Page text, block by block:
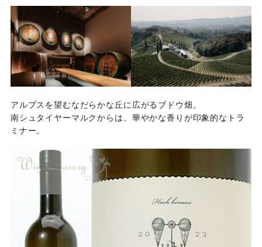
アルプスを望むなだらかな丘に広がるブドウ畑。
南シュタイヤーマルクからは、華やかな香りが印象的なトラ
ミナー。